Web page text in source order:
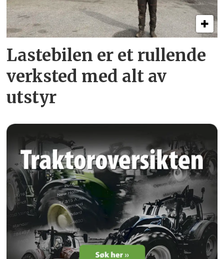
Lastebilen er et rullende
verksted med alt av
utstyr